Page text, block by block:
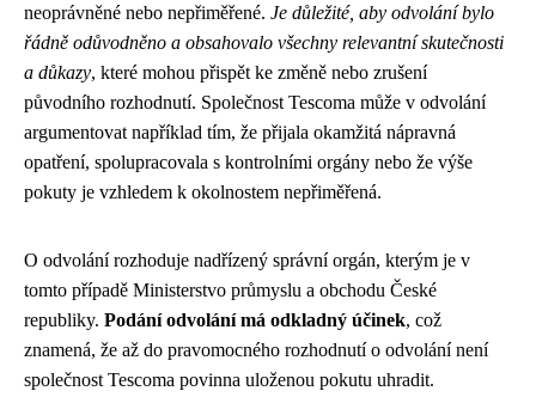
neoprávněné nebo nepřiměřené. Je důležité, aby odvolání bylo
řádně odůvodněno a obsahovalo všechny relevantní skutečnosti
a důkazy, které mohou přispět ke změně nebo zrušení
původního rozhodnutí. Společnost Tescoma může v odvolání
argumentovat například tím, že přijala okamžitá nápravná
opatření, spolupracovala s kontrolními orgány nebo že výše
pokuty je vzhledem k okolnostem nepřiměřená.
O odvolání rozhoduje nadřízený správní orgán, kterým je v
tomto případě Ministerstvo průmyslu a obchodu České
republiky. Podání odvolání má odkladný účinek, což
znamená, že až do pravomocného rozhodnutí o odvolání není
společnost Tescoma povinna uloženou pokutu uhradit.